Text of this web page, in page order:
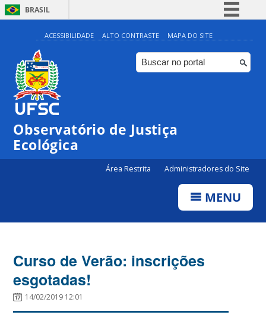
BRASIL
Simplifique!
Comunica BR
Participe
Canais
ACESSIBILIDADE ALTO CONTRASTE MAPA DO SITE
Observatório de Justiça
Ecológica
Área Restrita Administradores do Site
MENU
Curso de Verão: inscrições
esgotadas!
14/02/2019 12:01